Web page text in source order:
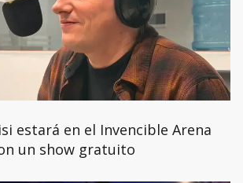
estará en el Invencible Arena
un show gratuito